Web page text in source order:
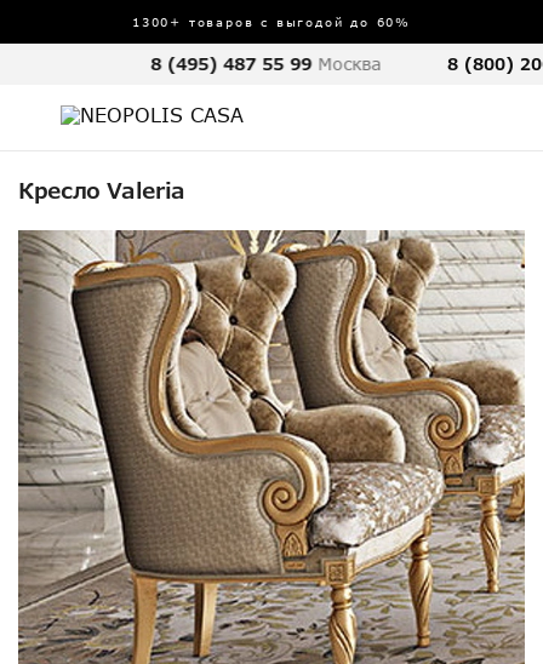
1300+ товаров с выгодой до 60%
8 (495) 487 55 99 Москва 8 (800)
Кресло Valeria